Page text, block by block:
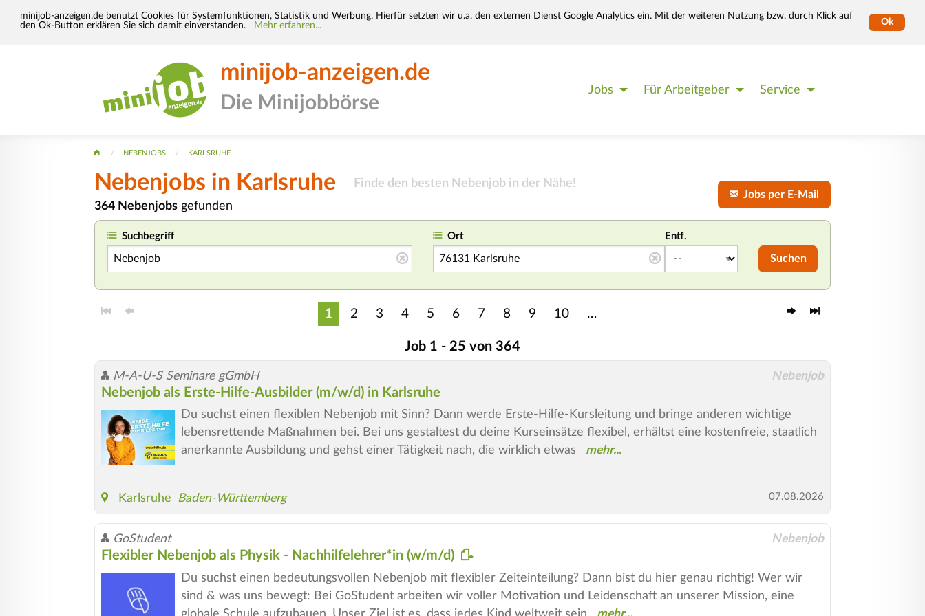
minijob-anzeigen.de benutzt Cookies für Systemfunktionen, Statistik und Werbung. Hierfür setzten wir u.a. den externen Dienst Google Analytics ein. Mit der weiteren Nutzung bzw. durch Klick auf
den Ok-Button erklären Sie sich damit einverstanden.
Mehr erfahren... Ok
minijob-anzeigen.de
Die Minijobbörse
Jobs Für Arbeitgeber Service
NEBENJOBS KARLSRUHE
Nebenjobs in Karlsruhe Finde den besten Nebenjob in der Nähe!
364 Nebenjobs gefunden
Jobs per E-Mail
Suchbegriff Ort Entf.
Suchen
1 2 3 4 5 6 7 8 9 10
Job 1 - 25 von 364
M-A-U-S Seminare gGmbH Nebenjob
Nebenjob als Erste-Hilfe-Ausbilder (m/w/d) in Karlsruhe
Du suchst einen flexiblen Nebenjob mit Sinn? Dann werde Erste-Hilfe-Kursleitung und bringe anderen wichtige
lebensrettende Maßnahmen bei. Bei uns gestaltest du deine Kurseinsätze flexibel, erhältst eine kostenfreie, staatlich
anerkannte Ausbildung und gehst einer Tätigkeit nach, die wirklich etwas
Karlsruhe Baden-Württemberg 07.08.2026
GoStudent Nebenjob
Flexibler Nebenjob als Physik - Nachhilfelehrer*in (w/m/d)
Du suchst einen bedeutungsvollen Nebenjob mit flexibler Zeiteinteilung? Dann bist du hier genau richtig! Wer wir
sind & was uns bewegt: Bei GoStudent arbeiten wir voller Motivation und Leidenschaft an unserer Mission, eine
globale Schule aufzubauen. Unser Ziel ist es, dass jedes Kind weltweit sein